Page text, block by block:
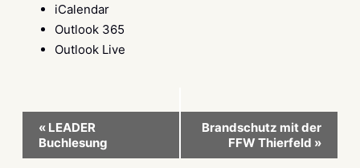
iCalendar
Outlook 365
Outlook Live
Veranstaltung-
Navigation
« LEADER
Buchlesung
Brandschutz mit der
FFW Thierfeld »